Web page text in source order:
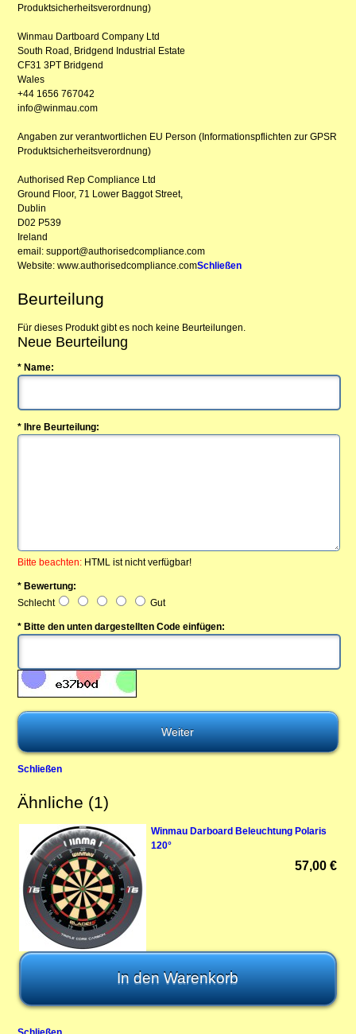
Produktsicherheitsverordnung)
Winmau Dartboard Company Ltd
South Road, Bridgend Industrial Estate
CF31 3PT Bridgend
Wales
+44 1656 767042
info@winmau.com
Angaben zur verantwortlichen EU Person (Informationspflichten zur GPSR
Produktsicherheitsverordnung)
Authorised Rep Compliance Ltd
Ground Floor, 71 Lower Baggot Street,
Dublin
D02 P539
Ireland
email: support@authorisedcompliance.com
Website: www.authorisedcompliance.comSchließen
Beurteilung
Für dieses Produkt gibt es noch keine Beurteilungen.
Neue Beurteilung
* Name:
* Ihre Beurteilung:
Bitte beachten: HTML ist nicht verfügbar!
* Bewertung:
Schlecht
Gut
* Bitte den unten dargestellten Code einfügen:
Schließen
Ähnliche (1)
Winmau Darboard Beleuchtung Polaris
120°
57,00 €